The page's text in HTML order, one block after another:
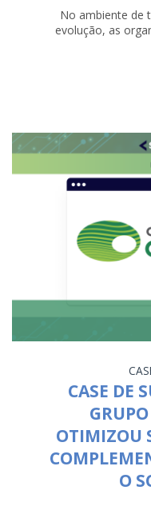
No ambiente de
evolução, as
CASE DE
OTIMIZOU
O